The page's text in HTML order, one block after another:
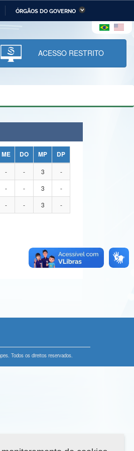
ÓRGÃOS DO GOVERNO
da Infraestrutura
da Ciência,
Inovações e
ACESSO RESTRITO
ME DO MP
DP
- - 3
-
- - 3
-
- - 3 -
Todos os direitos reservados.